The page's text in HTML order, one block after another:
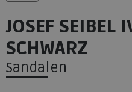
JOSEF SEIBEL
SCHWARZ
Sandalen